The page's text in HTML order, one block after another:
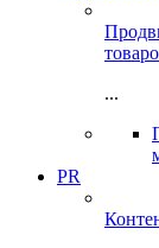
...
PR